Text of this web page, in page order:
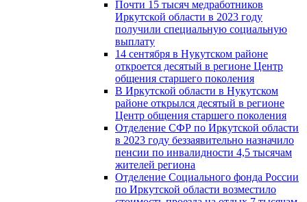
Почти 15 тысяч медработников
Иркутской области в 2023 году
получили специальную социальную
выплату
14 сентября в Нукутском районе
откроется десятый в регионе Центр
общения старшего поколения
В Иркутской области в Нукутском
районе открылся десятый в регионе
Центр общения старшего поколения
Отделение СФР по Иркутской области
в 2023 году беззаявительно назначило
пенсии по инвалидности 4,5 тысячам
жителей региона
Отделение Социального фонда России
по Иркутской области возместило